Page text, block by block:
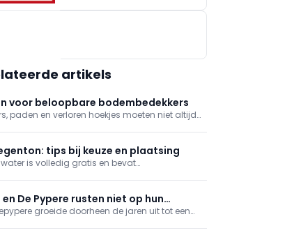
artikels
voor beloopbare bodembedekkers
paden en verloren hoekjes moeten niet altijd
bodembedekker te gebruiken. Welke je
en wanneer precies, leggen we je
tips bij keuze en plaatsing
is volledig gratis en bevat
het ideaal is om streeploos je wagen te
Belangrijke redenen om ervan te profiteren
helpen j
De Pypere rusten niet op hun
tijdens Green 2026
groeide doorheen de jaren uit tot een